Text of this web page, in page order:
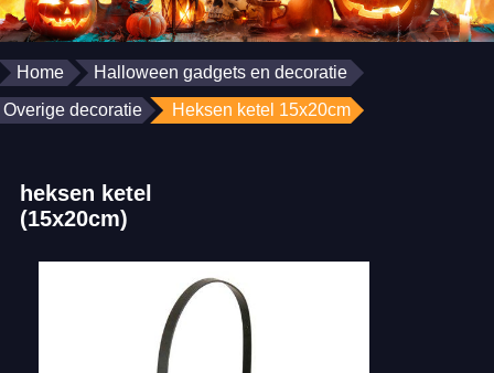
Home
Halloween gadgets en decoratie
Overige decoratie
Heksen ketel 15x20cm
heksen ketel
(15x20cm)